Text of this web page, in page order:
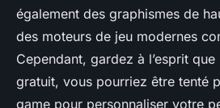
également des graphismes de
des moteurs de jeu modernes
Cependant, gardez à l’esprit
gratuit, vous pourriez être tenté
game pour personnaliser votre